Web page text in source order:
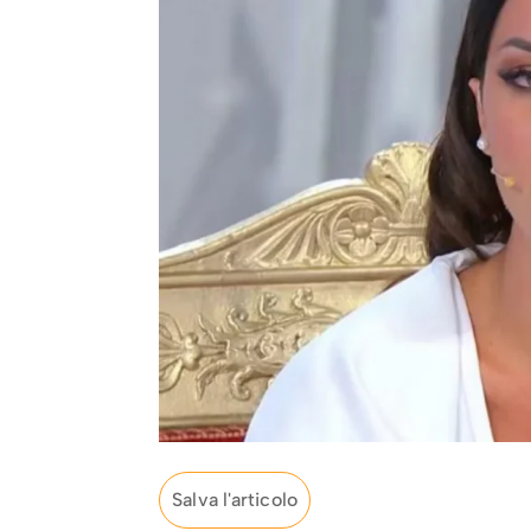
Salva l'articolo